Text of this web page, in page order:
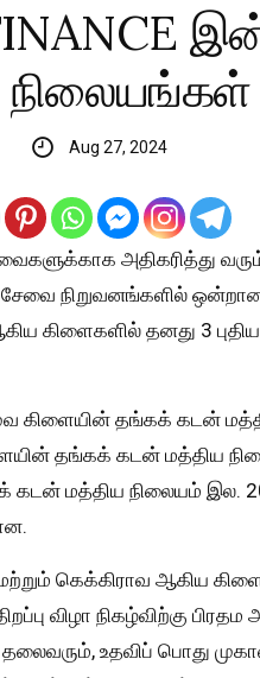
Aug 27, 2024
அதிகரித்து
நிறுவனங்களில் ஒன்றான
கிளைகளில் தனது 3
கிளையின் தங்கக் கடன்
தங்கக் கடன் மத்திய
கடன் மத்திய நிலையம் இல.
கெக்கிராவ ஆகிய
விழா நிகழ்விற்கு
உதவிப் பொது